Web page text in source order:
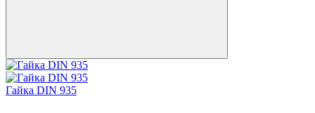
Гайка DIN 935